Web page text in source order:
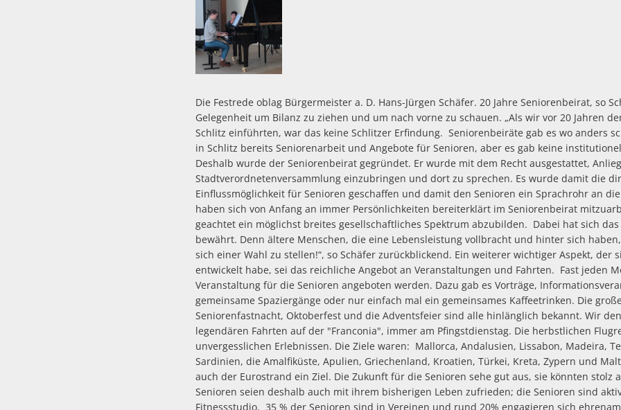
Die Festrede oblag Bürgermeister a. D. Hans-Jürgen Schäfer. 20 Jahre Seniorenbeirat, so
Gelegenheit um Bilanz zu ziehen und um nach vorne zu schauen. „Als wir vor 20 Jahren
Schlitz einführten, war das keine Schlitzer Erfindung. Seniorenbeiräte gab es wo anders
in Schlitz bereits Seniorenarbeit und Angebote für Senioren, aber es gab keine
Deshalb wurde der Seniorenbeirat gegründet. Er wurde mit dem Recht ausgestattet,
Stadtverordnetenversammlung einzubringen und dort zu sprechen. Es wurde damit die
Einflussmöglichkeit für Senioren geschaffen und damit den Senioren ein Sprachrohr an
haben sich von Anfang an immer Persönlichkeiten bereiterklärt im Seniorenbeirat
geachtet ein möglichst breites gesellschaftliches Spektrum abzubilden. Dabei hat sich
bewährt. Denn ältere Menschen, die eine Lebensleistung vollbracht und hinter sich
sich einer Wahl zu stellen!“, so Schäfer zurückblickend. Ein weiterer wichtiger Aspekt, der
entwickelt habe, sei das reichliche Angebot an Veranstaltungen und Fahrten. Fast jeden
Veranstaltung für die Senioren angeboten werden. Dazu gab es Vorträge,
gemeinsame Spaziergänge oder nur einfach mal ein gemeinsames Kaffeetrinken. Die
Seniorenfastnacht, Oktoberfest und die Adventsfeier sind alle hinlänglich bekannt. Wir
legendären Fahrten auf der "Franconia", immer am Pfingstdienstag. Die herbstlichen
unvergesslichen Erlebnissen. Die Ziele waren: Mallorca, Andalusien, Lissabon, Madeira,
Sardinien, die Amalfiküste, Apulien, Griechenland, Kroatien, Türkei, Kreta, Zypern und
auch der Eurostrand ein Ziel. Die Zukunft für die Senioren sehe gut aus, sie könnten stolz
Senioren seien deshalb auch mit ihrem bisherigen Leben zufrieden; die Senioren sind
Fitnessstudio. 35 % der Senioren sind in Vereinen und rund 20% engagieren sich